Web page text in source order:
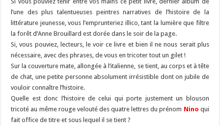
l’une des plus talentueuses peintres narratives de l’histoire de la
littérature jeunesse, vous l’emprunteriez illico, tant la lumière que filtre
la forêt d’Anne Brouillard est dorée dans le soir de la page.
Si, vous pouviez, lecteurs, le voir ce livre et bien il ne nous serait plus
nécessaire, avec des phrases, de vous en tricoter tout un gilet !
Sur la couverture mate, allongée à l’italienne, se tient, au corps et à tête
de chat, une petite personne absolument irrésistible dont on jubile de
vouloir connaître l’histoire.
Quelle est donc l’histoire de celui qui porte justement un blouson
tricoté au même rouge velouté des quatre lettres du prénom Nino qui
fait office de titre et sous lequel il se tient ?